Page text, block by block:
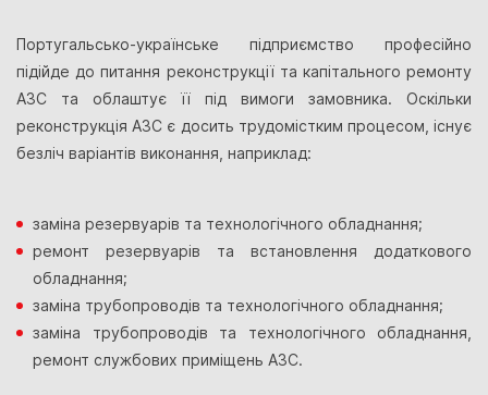
Португальсько-українське підприємство професійно
підійде до питання реконструкції та капітального ремонту
АЗС та облаштує її під вимоги замовника. Оскільки
реконструкція АЗС є досить трудомістким процесом, існує
безліч варіантів виконання, наприклад:
заміна резервуарів та технологічного обладнання;
ремонт резервуарів та встановлення додаткового
обладнання;
заміна трубопроводів та технологічного обладнання;
заміна трубопроводів та технологічного обладнання,
ремонт службових приміщень АЗС.